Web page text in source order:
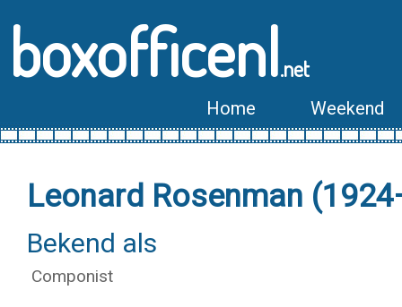
boxofficenl.net
Home Weekend
Leonard Rosenman
Bekend als
Componist